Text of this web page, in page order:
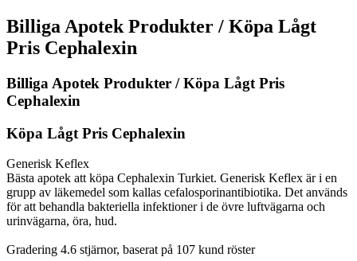
Billiga Apotek Produkter / Köpa Lågt
Pris Cephalexin
Billiga Apotek Produkter / Köpa Lågt Pris
Cephalexin
Köpa Lågt Pris Cephalexin
Generisk Keflex
Bästa apotek att köpa Cephalexin Turkiet. Generisk Keflex är i en
grupp av läkemedel som kallas cefalosporinantibiotika. Det används
för att behandla bakteriella infektioner i de övre luftvägarna och
urinvägarna, öra, hud.
Gradering 4.6 stjärnor, baserat på 107 kund röster